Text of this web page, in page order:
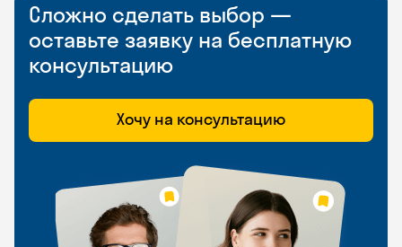
Сложно сделать выбор —
оставьте заявку на бесплатную
консультацию
Хочу на консультацию